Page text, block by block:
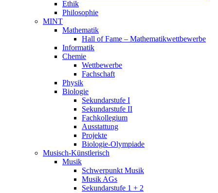
Ethik
Philosophie
MINT
Mathematik
Hall of Fame – Mathematikwettbewerbe
Informatik
Chemie
Wettbewerbe
Fachschaft
Physik
Biologie
Sekundarstufe I
Sekundarstufe II
Fachkollegium
Ausstattung
Projekte
Biologie-Olympiade
Musisch-Künstlerisch
Musik
Schwerpunkt Musik
Musik AGs
Sekundarstufe 1 + 2